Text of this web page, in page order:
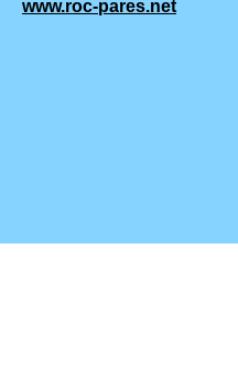
www.roc-pares.net